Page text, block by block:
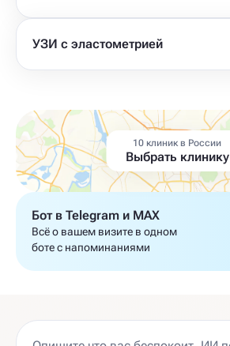
УЗИ с эластометрией
10 клиник в России
Выбрать клинику
Бот в Telegram и MAX
Всё о вашем визите в одном
боте с напоминаниями